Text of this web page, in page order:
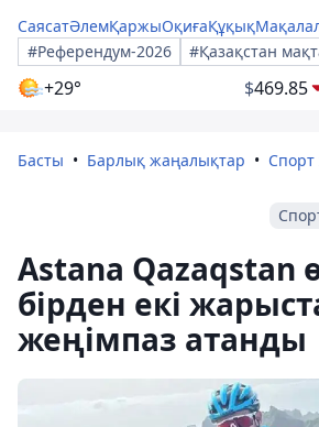
СаясатӘлемҚаржыОқиғаҚұқық
#Референдум-2026
#Қазақстан
+29° $469.85
Басты Барлық жаңалықтар
Astana Qazaqstan
бірден екі
жеңімпаз атанды